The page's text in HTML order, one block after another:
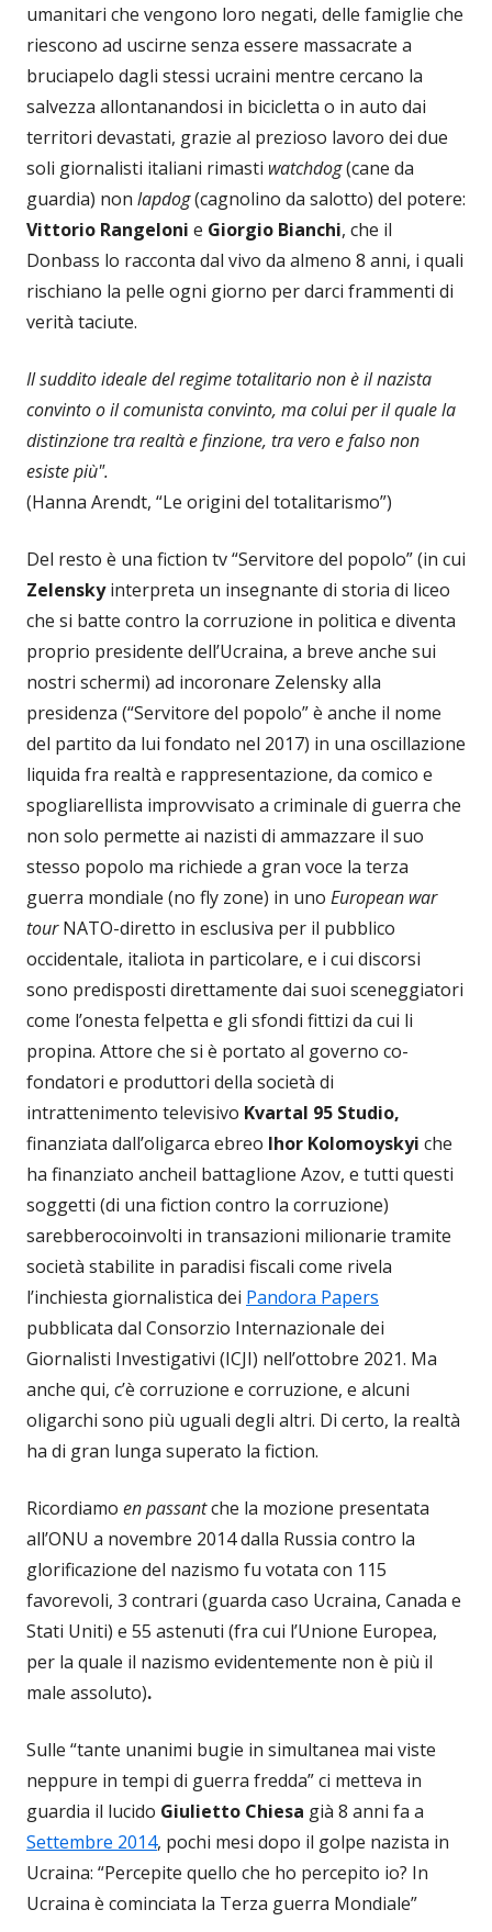
umanitari che vengono loro negati, delle famiglie che
riescono ad uscirne senza essere massacrate a
bruciapelo dagli stessi ucraini mentre cercano la
salvezza allontanandosi in bicicletta o in auto dai
territori devastati, grazie al prezioso lavoro dei due
soli giornalisti italiani rimasti watchdog(cane da
guardia) non lapdog(cagnolino da salotto) del potere:
Vittorio Rangeloni e Giorgio Bianchi, che il
Donbass lo racconta dal vivo da almeno 8 anni, i quali
rischiano la pelle ogni giorno per darci frammenti di
verità taciute.
Il suddito ideale del regime totalitario non è il nazista
convinto o il comunista convinto, ma colui per il quale la
distinzione tra realtà e finzione, tra vero e falso non
esiste più".
(Hanna Arendt, “Le origini del totalitarismo”)
Del resto è una fiction tv “Servitore del popolo” (in cui
Zelenskyinterpreta un insegnante di storia di liceo
che si batte contro la corruzione in politica e diventa
proprio presidente dell’Ucraina, a breve anche sui
nostri schermi) ad incoronare Zelensky alla
presidenza (“Servitore del popolo” è anche il nome
del partito da lui fondato nel 2017) in una oscillazione
liquida fra realtà e rappresentazione, da comico e
spogliarellista improvvisato a criminale di guerra che
non solo permette ai nazisti di ammazzare il suo
stesso popolo ma richiede a gran voce la terza
guerra mondiale (no fly zone) in uno European war
tourNATO-diretto in esclusiva per il pubblico
occidentale, italiota in particolare, e i cui discorsi
sono predisposti direttamente dai suoi sceneggiatori
come l’onesta felpetta e gli sfondi fittizi da cui li
propina. Attore che si è portato al governo co-
fondatori e produttori della società di
intrattenimento televisivo Kvartal 95 Studio,
finanziata dall’oligarca ebreo Ihor Kolomoyskyi che
ha finanziato ancheil battaglione Azov, e tutti questi
soggetti (di una fiction contro la corruzione)
sarebberocoinvolti in transazioni milionarie tramite
società stabilite in paradisi fiscali come rivela
l’inchiesta giornalistica dei Pandora Papers
pubblicata dal Consorzio Internazionale dei
Giornalisti Investigativi (ICJI) nell’ottobre 2021. Ma
anche qui, c’è corruzione e corruzione, e alcuni
oligarchi sono più uguali degli altri. Di certo, la realtà
ha di gran lunga superato la fiction.
Ricordiamo en passantche la mozione presentata
all’ONU a novembre 2014 dalla Russia contro la
glorificazione del nazismo fu votata con 115
favorevoli, 3 contrari (guarda caso Ucraina, Canada e
Stati Uniti) e 55 astenuti (fra cui l’Unione Europea,
per la quale il nazismo evidentemente non è più il
male assoluto).
Sulle “tante unanimi bugie in simultanea mai viste
neppure in tempi di guerra fredda” ci metteva in
guardia il lucido Giulietto Chiesa già 8 anni fa a
Settembre 2014, pochi mesi dopo il golpe nazista in
Ucraina: “Percepite quello che ho percepito io? In
Ucraina è cominciata la Terza guerra Mondiale”